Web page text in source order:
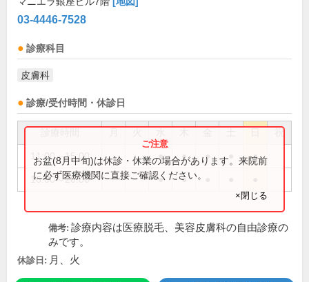
03-4446-7528
診療科目
皮膚科
診療/受付時間・休診日
祝
11:00～15:00 ● ● ● ●
16:00～20:00 ● ●
お盆(8月中旬)は休診・休業の場合があります。来院前
に必ず医療機関に直接ご確認ください。
×閉じる
備考: 診療内容は医療脱毛、美容皮膚科の自由診療の
みです。
休診日: 月、火